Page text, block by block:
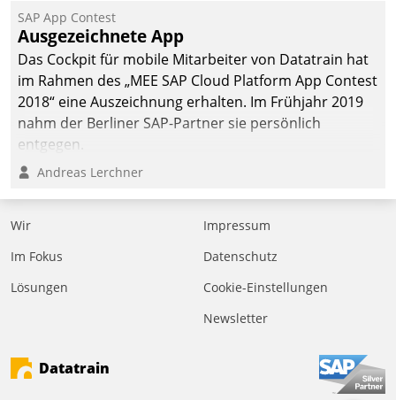
SAP App Contest
Ausgezeichnete App
Das Cockpit für mobile Mitarbeiter von Datatrain hat
im Rahmen des „MEE SAP Cloud Platform App Contest
2018“ eine Auszeichnung erhalten. Im Frühjahr 2019
nahm der Berliner SAP-Partner sie persönlich
entgegen.
Andreas Lerchner
Wir
Im Fokus
Lösungen
Impressum
Datenschutz
Cookie-Einstellungen
Newsletter
Datatrain